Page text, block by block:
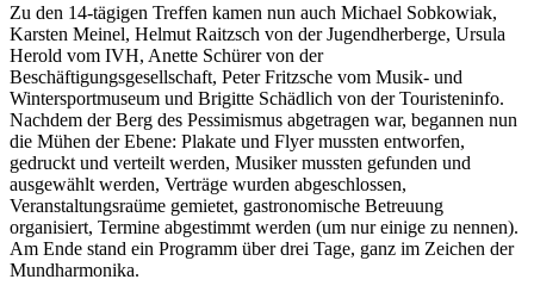
Zu den 14-tägigen Treffen kamen nun auch Michael Sobkowiak,
Karsten Meinel, Helmut Raitzsch von der Jugendherberge, Ursula
Herold vom IVH, Anette Schürer von der
Beschäftigungsgesellschaft, Peter Fritzsche vom Musik- und
Wintersportmuseum und Brigitte Schädlich von der Touristeninfo.
Nachdem der Berg des Pessimismus abgetragen war, begannen nun
die Mühen der Ebene: Plakate und Flyer mussten entworfen,
gedruckt und verteilt werden, Musiker mussten gefunden und
ausgewählt werden, Verträge wurden abgeschlossen,
Veranstaltungsraüme gemietet, gastronomische Betreuung
organisiert, Termine abgestimmt werden (um nur einige zu nennen).
Am Ende stand ein Programm über drei Tage, ganz im Zeichen der
Mundharmonika.